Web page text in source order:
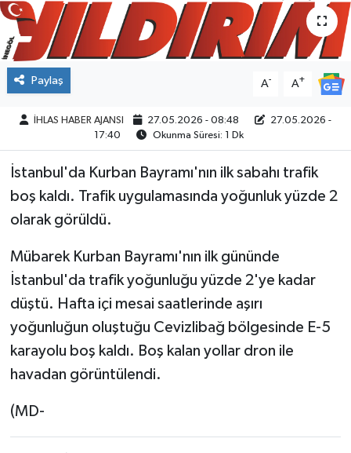
Paylaş A- A+
İHLAS HABER AJANSI 27.05.2026 - 08:48
27.05.2026 -
17:40
Okunma Süresi: 1 Dk
İstanbul'da Kurban Bayramı'nın ilk sabahı trafik
boş kaldı. Trafik uygulamasında yoğunluk yüzde 2
olarak görüldü.
Mübarek Kurban Bayramı'nın ilk gününde
İstanbul'da trafik yoğunluğu yüzde 2'ye kadar
düştü. Hafta içi mesai saatlerinde aşırı
yoğunluğun oluştuğu Cevizlibağ bölgesinde E-5
karayolu boş kaldı. Boş kalan yollar dron ile
havadan görüntülendi.
(MD-
YAŞAM
SPOR
Haber Arşivi